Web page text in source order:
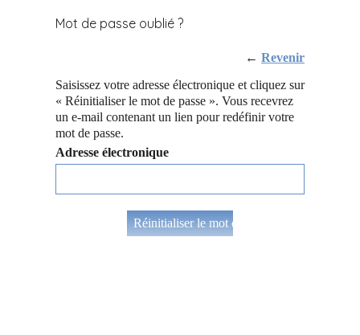
Mot de passe oublié ?
← Revenir
Saisissez votre adresse électronique et cliquez sur
« Réinitialiser le mot de passe ». Vous recevrez
un e-mail contenant un lien pour redéfinir votre
mot de passe.
Adresse électronique